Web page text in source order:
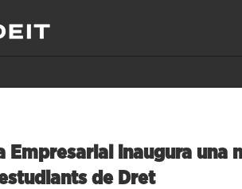
Empresarial inaugura una
de Dret